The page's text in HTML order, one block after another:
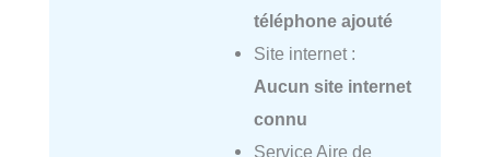
téléphone ajouté
Site internet :
Aucun site internet
connu
Service Aire de